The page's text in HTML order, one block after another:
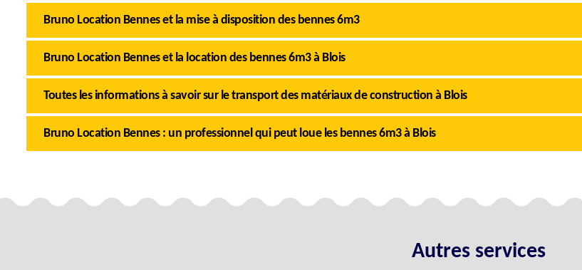
Bruno Location Bennes et la mise à disposition des bennes 6m3
Bruno Location Bennes et la location des bennes 6m3 à Blois
Toutes les informations à savoir sur le transport des matériaux de construction à Blois
Bruno Location Bennes : un professionnel qui peut loue les bennes 6m3 à Blois
Autres services